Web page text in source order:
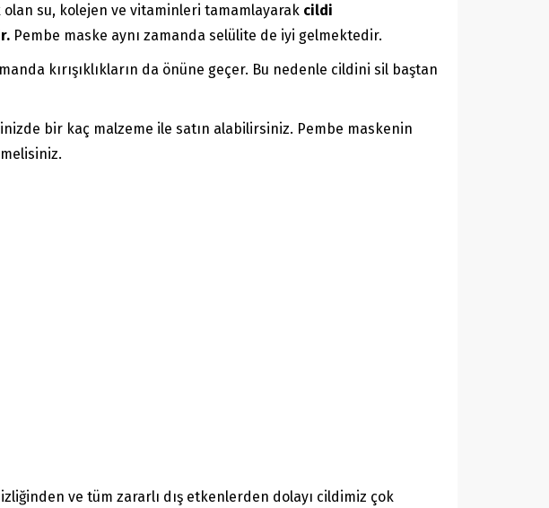
su, kolejen ve vitaminleri tamamlayarak cildi
Pembe maske aynı zamanda selülite de iyi gelmektedir.
kırışıklıkların da önüne geçer. Bu nedenle cildini sil baştan
bir kaç malzeme ile satın alabilirsiniz. Pembe maskenin
ve tüm zararlı dış etkenlerden dolayı cildimiz çok